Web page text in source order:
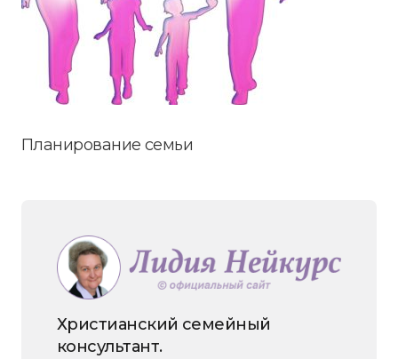
Планирование семьи
Христианский семейный
консультант.